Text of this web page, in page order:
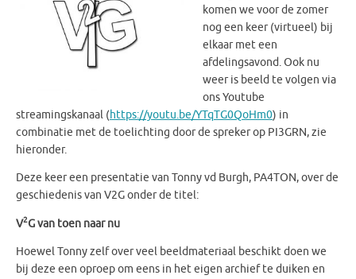
komen we voor de zomer
nog een keer (virtueel) bij
elkaar met een
afdelingsavond. Ook nu
weer is beeld te volgen via
ons Youtube
streamingskanaal (https://youtu.be/YTqTG0QoHm0) in
combinatie met de toelichting door de spreker op PI3GRN, zie
hieronder.
Deze keer een presentatie van Tonny vd Burgh, PA4TON, over de
geschiedenis van V2G onder de titel:
V2G van toen naar nu
Hoewel Tonny zelf over veel beeldmateriaal beschikt doen we
bij deze een oproep om eens in het eigen archief te duiken en